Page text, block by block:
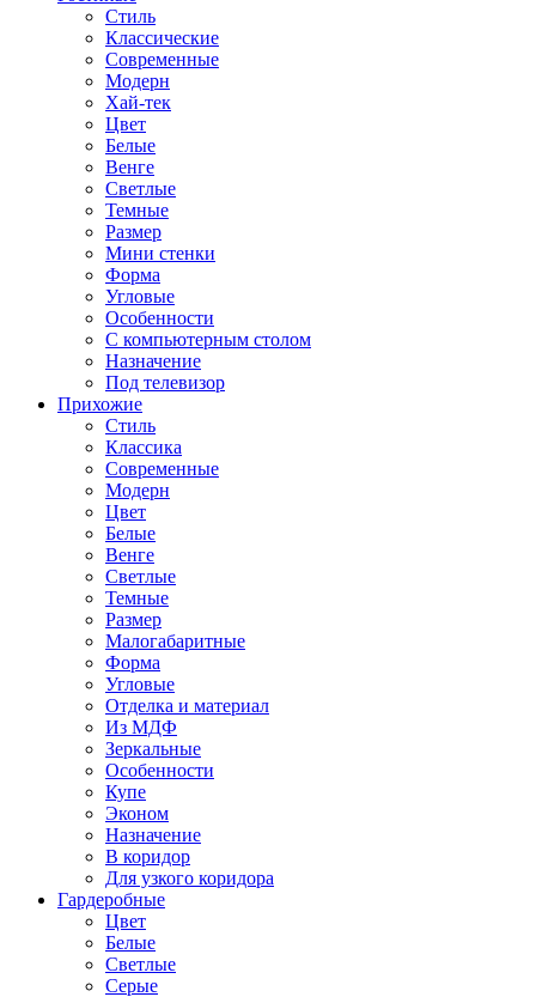
Стиль
Классические
Современные
Модерн
Хай-тек
Цвет
Белые
Венге
Светлые
Темные
Размер
Мини стенки
Форма
Угловые
Особенности
С компьютерным столом
Назначение
Под телевизор
Прихожие
Стиль
Классика
Современные
Модерн
Цвет
Белые
Венге
Светлые
Темные
Размер
Малогабаритные
Форма
Угловые
Отделка и материал
Из МДФ
Зеркальные
Особенности
Купе
Эконом
Назначение
В коридор
Для узкого коридора
Гардеробные
Цвет
Белые
Светлые
Серые